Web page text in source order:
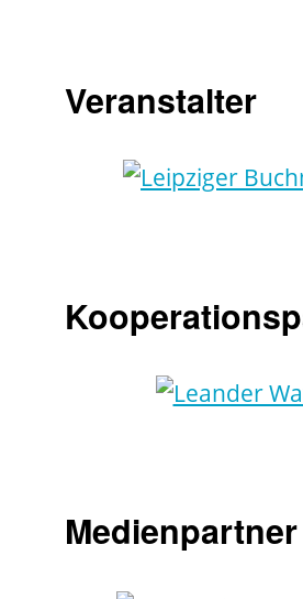
Veranstalter
Medienpartner